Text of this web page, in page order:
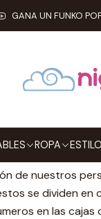
ROPA
GANA UN FUNKO
Funko Pop!
son las
Pop!
de nuestros
se dividen
en las